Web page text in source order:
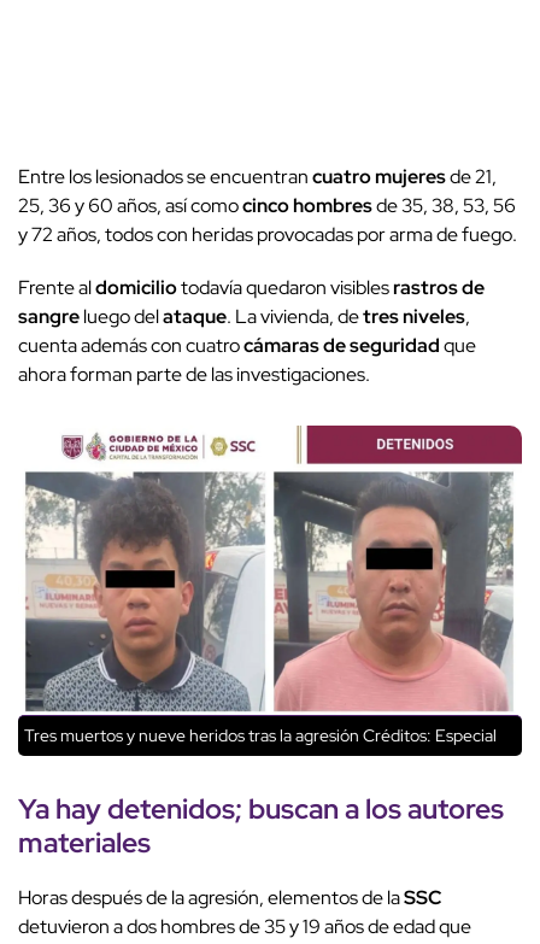
Entre los lesionados se encuentrancuatro mujeresde 21,
25, 36 y 60 años, así comocinco hombresde 35, 38, 53, 56
y 72 años, todos con heridas provocadas por arma de fuego.
Frente aldomiciliotodavía quedaron visiblesrastros de
sangreluego delataque. La vivienda, detres niveles,
cuenta además con cuatrocámaras de seguridadque
ahora forman parte de las investigaciones.
Tres muertos y nueve heridos tras la agresión Créditos: Especial
Ya haydetenidos; buscan a los autores
materiales
Horas después de la agresión, elementos de laSSC
detuvieron a dos hombres de 35 y 19 años de edad que